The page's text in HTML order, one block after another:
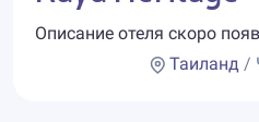
Описание отеля скоро
Таиланд/